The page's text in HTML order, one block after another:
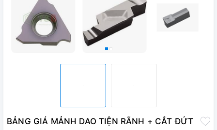
BẢNG GIÁ MẢNH DAO TIỆN RÃNH + CẮT ĐỨT